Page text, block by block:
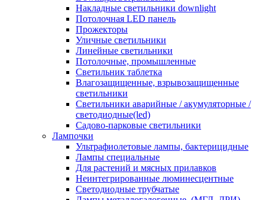
Накладные светильники downlight
Потолочная LED панель
Прожекторы
Уличные светильники
Линейные светильники
Потолочные, промышленные
Светильник таблетка
Влагозащищенные, взрывозащищенные
светильники
Светильники аварийные / акумуляторные /
светодиодные(led)
Садово-парковые светильники
Лампочки
Ультрафиолетовые лампы, бактерицидные
Лампы специальные
Для растений и мясных прилавков
Неинтегрированные люминесцентные
Светодиодные трубчатые